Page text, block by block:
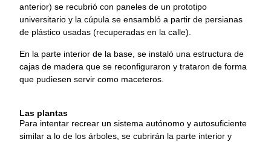
anterior) se recubrió con paneles de un prototipo
universitario y la cúpula se ensambló a partir de persianas
de plástico usadas (recuperadas en la calle).
En la parte interior de la base, se instaló una estructura de
cajas de madera que se reconfiguraron y trataron de forma
que pudiesen servir como maceteros.
Las plantas
Para intentar recrear un sistema autónomo y autosuficiente
similar a lo de los árboles, se cubrirán la parte interior y